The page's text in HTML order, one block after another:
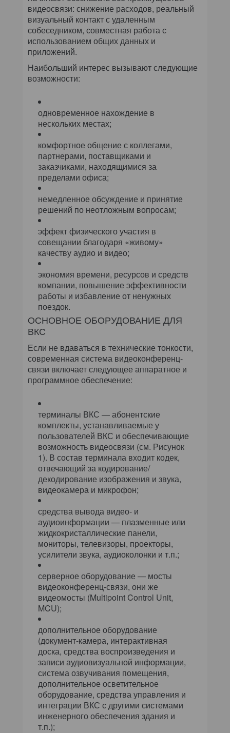
видеосвязи: снижение расходов, реальный
визуальный контакт с удаленным
собеседником, совместная работа с
использованием общих данных и
приложений.
Наибольший интерес вызывают следующие
возможности:
одновременное нахождение в
нескольких местах;
комфортное общение с коллегами,
партнерами, поставщиками и
заказчиками, находящимися за
пределами офиса;
немедленное обсуждение и принятие
решений по неотложным вопросам;
эффект физического участия в
совещании благодаря «живому»
качеству аудио и видео;
экономия времени, ресурсов и средств
компании, повышение эффективности
работы и избавление от ненужных
поездок.
ОСНОВНОЕ ОБОРУДОВАНИЕ ДЛЯ
ВКС
Если не вдаваться в технические тонкости,
современная система видеоконференц-
связи включает следующее аппаратное и
программное обеспечение:
терминалы ВКС — абонентские
комплекты, устанавливаемые у
пользователей ВКС и обеспечивающие
возможность видеосвязи (см. Рисунок
1). В состав терминала входит кодек,
отвечающий за кодирование/
декодирование изображения и звука,
видеокамера и микрофон;
средства вывода видео- и
аудиоинформации — плазменные или
жидкокристаллические панели,
мониторы, телевизоры, проекторы,
усилители звука, аудиоколонки и т.п.;
серверное оборудование — мосты
видеоконференц-связи, они же
видеомосты (Multipoint Control Unit,
MCU);
дополнительное оборудование
(документ-камера, интерактивная
доска, средства воспроизведения и
записи аудиовизуальной информации,
система озвучивания помещения,
дополнительное осветительное
оборудование, средства управления и
интеграции ВКС с другими системами
инженерного обеспечения здания и
т.п.);